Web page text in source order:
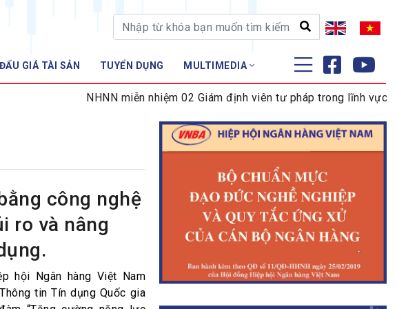
ĐẤU GIÁ TÀI SẢN TUYỂN DỤNG MULTIMEDIA
Tập huấn
NHNN miễn nhiệm 02 Giám định viên tư pháp trong lĩnh vực
công nghệ
ro và nâng
hội Ngân hàng Việt Nam
tin Tín dụng Quốc gia